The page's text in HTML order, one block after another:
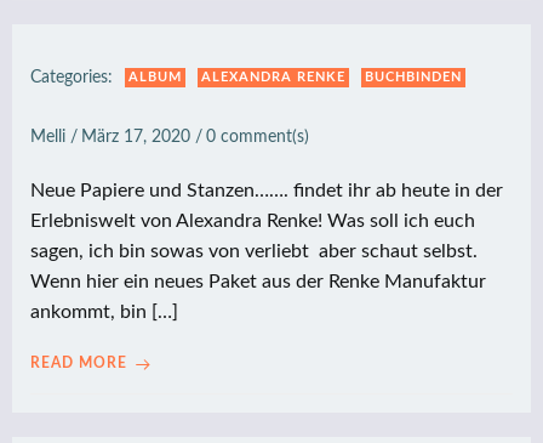
Categories: ALBUM ALEXANDRA RENKE BUCHBINDEN
Melli / März 17, 2020 / 0 comment(s)
Neue Papiere und Stanzen……. findet ihr ab heute in der
Erlebniswelt von Alexandra Renke! Was soll ich euch
sagen, ich bin sowas von verliebt aber schaut selbst.
Wenn hier ein neues Paket aus der Renke Manufaktur
ankommt, bin […]
READ MORE